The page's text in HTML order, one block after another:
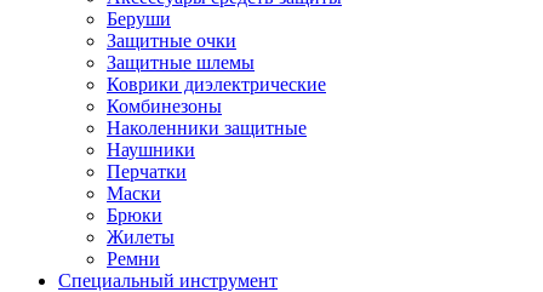
Беруши
Защитные очки
Защитные шлемы
Коврики диэлектрические
Комбинезоны
Наколенники защитные
Наушники
Перчатки
Маски
Брюки
Жилеты
Ремни
Специальный инструмент